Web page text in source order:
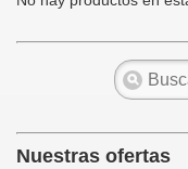
Nuestras ofertas